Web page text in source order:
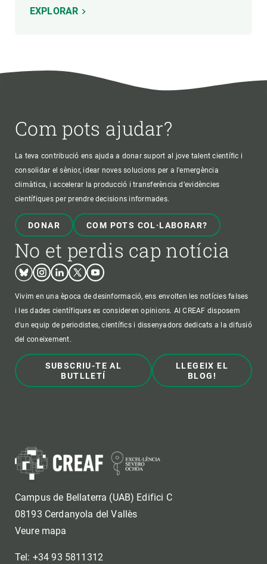
EXPLORAR
Com pots ajudar?
La teva contribució ens ajuda a donar suport al jove talent científic i
consolidar el sènior, idear noves solucions per a l'emergència
climàtica, i accelerar la producció i transferència d’evidències
científiques per prendre decisions informades.
DONAR COM POTS COL·LABORAR?
No et perdis cap notícia
BlueskyInstagram
LinkedinTwitterYoutube
Vivim en una època de desinformació, ens envolten les notícies falses
i les dades científiques es consideren opinions. Al CREAF disposem
d'un equip de periodistes, científics i dissenyadors dedicats a la difusió
del coneixement.
SUBSCRIU-TE AL
BUTLLETÍ
LLEGEIX EL
BLOG!
Campus de Bellaterra (UAB) Edifici C
08193 Cerdanyola del Vallès
Veure mapa
Tel: +34 93 5811312